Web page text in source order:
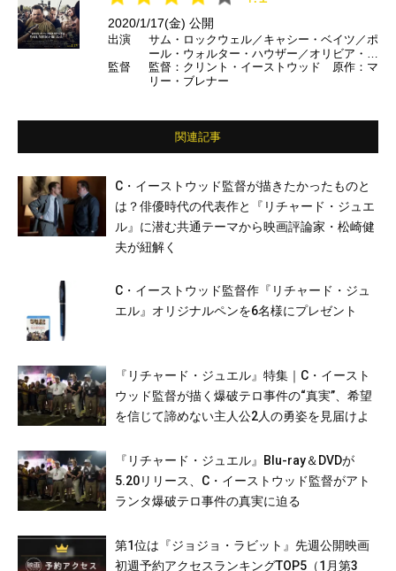
2020/1/17(金) 公開
出演
サム・ロックウェル／キャシー・ベイツ／ポ
ール・ウォルター・ハウザー／オリビア・ワ
イルド／ジョン・ハム ほか
監督
監督：クリント・イーストウッド 原作：マ
リー・ブレナー
関連記事
C・イーストウッド監督が描きたかったものと
は？俳優時代の代表作と『リチャード・ジュエ
ル』に潜む共通テーマから映画評論家・松崎健
夫が紐解く
C・イーストウッド監督作『リチャード・ジュ
エル』オリジナルペンを6名様にプレゼント
『リチャード・ジュエル』特集｜C・イースト
ウッド監督が描く爆破テロ事件の“真実”、希望
を信じて諦めない主人公2人の勇姿を見届けよ
『リチャード・ジュエル』Blu-ray＆DVDが
5.20リリース、C・イーストウッド監督がアト
ランタ爆破テロ事件の真実に迫る
第1位は『ジョジョ・ラビット』先週公開映画
初週予約アクセスランキングTOP5（1月第3